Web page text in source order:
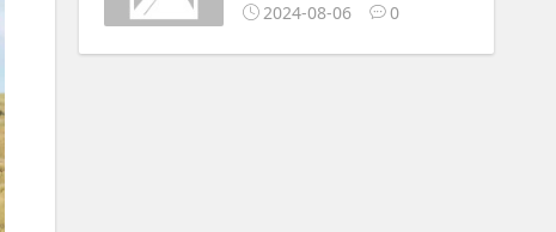
2024-08-06
0